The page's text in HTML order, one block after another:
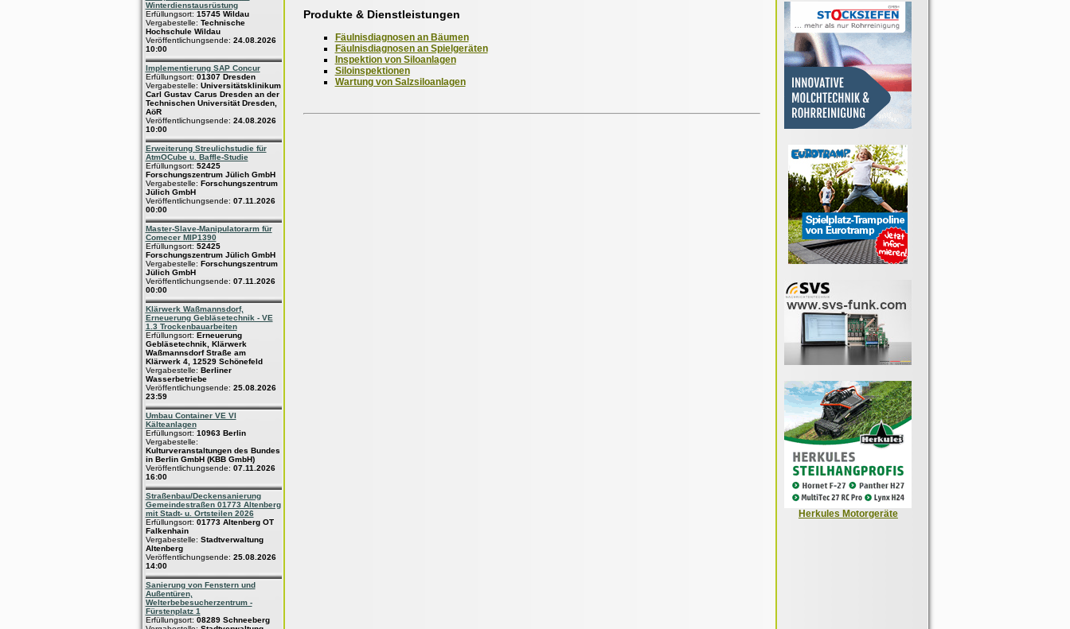
Winterdienstausrüstung
Erfüllungsort: 15745 Wildau
Vergabestelle: Technische
Hochschule Wildau
Veröffentlichungsende: 24.08.2026
10:00
Implementierung SAP Concur
Erfüllungsort: 01307 Dresden
Vergabestelle: Universitätsklinikum
Carl Gustav Carus Dresden an der
Technischen Universität Dresden,
AöR
Veröffentlichungsende: 24.08.2026
10:00
Erweiterung Streulichstudie für
AtmOCube u. Baffle-Studie
Erfüllungsort: 52425
Forschungszentrum Jülich GmbH
Vergabestelle: Forschungszentrum
Jülich GmbH
Veröffentlichungsende: 07.11.2026
00:00
Master-Slave-Manipulatorarm für
Comecer MIP1390
Erfüllungsort: 52425
Forschungszentrum Jülich GmbH
Vergabestelle: Forschungszentrum
Jülich GmbH
Veröffentlichungsende: 07.11.2026
00:00
Klärwerk Waßmannsdorf,
Erneuerung Gebläsetechnik - VE
1.3 Trockenbauarbeiten
Erfüllungsort: Erneuerung
Gebläsetechnik, Klärwerk
Waßmannsdorf Straße am
Klärwerk 4, 12529 Schönefeld
Vergabestelle: Berliner
Wasserbetriebe
Veröffentlichungsende: 25.08.2026
23:59
Umbau Container VE VI
Kälteanlagen
Erfüllungsort: 10963 Berlin
Vergabestelle:
Kulturveranstaltungen des Bundes
in Berlin GmbH (KBB GmbH)
Veröffentlichungsende: 07.11.2026
16:00
Straßenbau/Deckensanierung
Gemeindestraßen 01773 Altenberg
mit Stadt- u. Ortsteilen 2026
Erfüllungsort: 01773 Altenberg OT
Falkenhain
Vergabestelle: Stadtverwaltung
Altenberg
Veröffentlichungsende: 25.08.2026
14:00
Sanierung von Fenstern und
Außentüren,
Welterbebesucherzentrum -
Fürstenplatz 1
Erfüllungsort: 08289 Schneeberg
Produkte & Dienstleistungen
Fäulnisdiagnosen an Bäumen
Fäulnisdiagnosen an Spielgeräten
Inspektion von Siloanlagen
Siloinspektionen
Wartung von Salzsiloanlagen
Herkules Motorgeräte